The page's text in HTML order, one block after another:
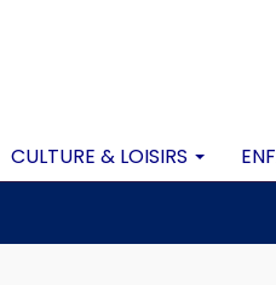
CULTURE & LOISIRS